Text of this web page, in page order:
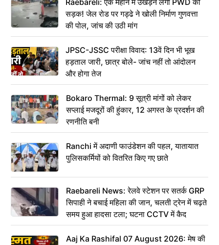
Raebareli: एक महीने में उखड़ने लगी PWD की
सड़क! जेल रोड पर गड्ढे ने खोली निर्माण गुणवत्ता
की पोल, जांच की उठी मांग
JPSC-JSSC परीक्षा विवाद: 13वें दिन भी भूख
हड़ताल जारी, छात्र बोले- जांच नहीं तो आंदोलन
और होगा तेज
Bokaro Thermal: 9 सूत्री मांगों को लेकर
सप्लाई मजदूरों की हुंकार, 12 अगस्त के प्रदर्शन की
रणनीति बनी
Ranchi में अदाणी फाउंडेशन की पहल, यातायात
पुलिसकर्मियों को वितरित किए गए छाते
Raebareli News: रेलवे स्टेशन पर सतर्क GRP
सिपाही ने बचाई महिला की जान, चलती ट्रेन में चढ़ते
समय हुआ हादसा टला; घटना CCTV में कैद
Aaj Ka Rashifal 07 August 2026: मेष की